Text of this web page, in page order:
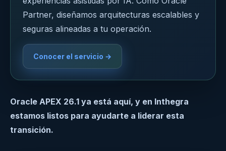
Partner, diseñamos arquitecturas escalables y
seguras alineadas a tu operación.
Conocer el servicio →
Oracle APEX 26.1 ya está aquí, y en Inthegra
estamos listos para ayudarte a liderar esta
transición.